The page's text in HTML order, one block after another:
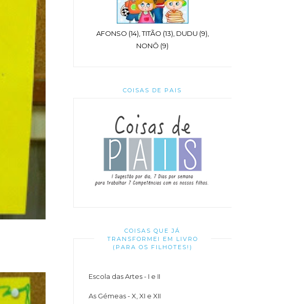
AFONSO (14), TITÃO (13), DUDU (9),
NONÔ (9)
COISAS DE PAIS
COISAS QUE JÁ
TRANSFORMEI EM LIVRO
(PARA OS FILHOTES!)
Escola das Artes - I e II
As Gémeas - X, XI e XII